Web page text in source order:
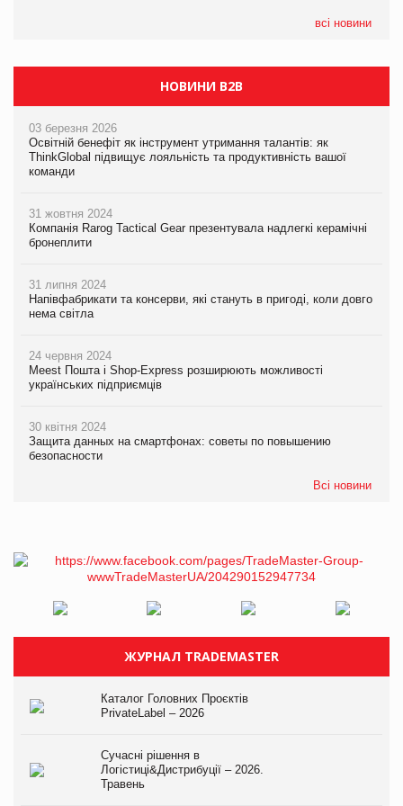
всі новини
НОВИНИ B2B
03 березня 2026
Освітній бенефіт як інструмент утримання талантів: як
ThinkGlobal підвищує лояльність та продуктивність вашої
команди
31 жовтня 2024
Компанія Rarog Tactical Gear презентувала надлегкі керамічні
бронеплити
31 липня 2024
Напівфабрикати та консерви, які стануть в пригоді, коли довго
нема світла
24 червня 2024
Meest Пошта і Shop-Express розширюють можливості
українських підприємців
30 квітня 2024
Защита данных на смартфонах: советы по повышению
безопасности
Всі новини
ЖУРНАЛ TRADEMASTER
Каталог Головних Проєктів
PrivateLabel – 2026
Сучасні рішення в
Логістиці&Дистрибуції – 2026.
Травень